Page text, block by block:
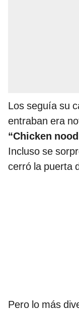
Los seguía su
entraban era
“Chicken
Incluso se
cerró la puerta
Pero lo más